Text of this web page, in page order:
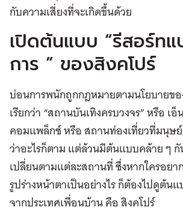
กับความเสี่ยงที่จะเกิดขึ้นด้วย
เปิดต้นแบบ “รีสอร์ท
การ ” ของสิงคโปร์
บ่อนการพนักถูกกฎหมายตามนโยบายขอ
เรียกว่า “สถานบันเทิงครบวงจร” หรือ เ
คอมแพล็กซ์ หรือ สถานท่องเที่ยวที่มนุษย์
ว่าอะไรก็ตาม แต่ล้วนมีต้นแบบคล้าย ๆ
เปลี่ยนตามแต่ละสถานที่ ซึ่งหากใครอยา
รูปร่างหน้าตาเป็นอย่างไร ก็ต้องไปดูต้น
จากประเทศเพื่อนบ้าน คือ สิงคโปร์